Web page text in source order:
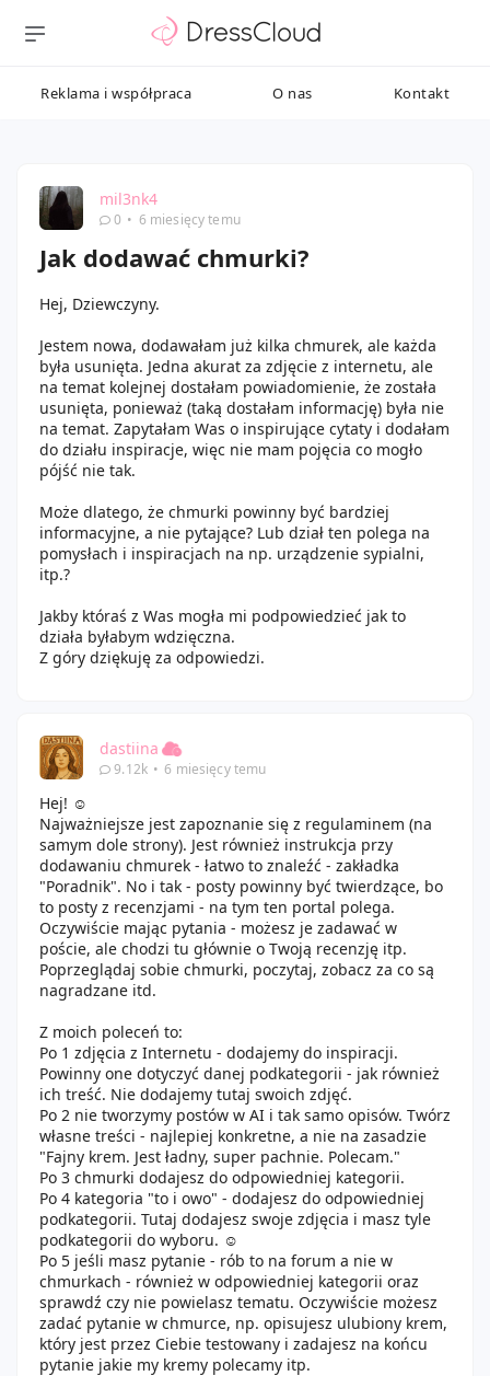
Reklama i współpraca O nas Kontakt
mil3nk4
0 • 6 miesięcy temu
Jak dodawać chmurki?
Hej, Dziewczyny.
Jestem nowa, dodawałam już kilka chmurek, ale każda
była usunięta. Jedna akurat za zdjęcie z internetu, ale
na temat kolejnej dostałam powiadomienie, że została
usunięta, ponieważ (taką dostałam informację) była nie
na temat. Zapytałam Was o inspirujące cytaty i dodałam
do działu inspiracje, więc nie mam pojęcia co mogło
pójść nie tak.
Może dlatego, że chmurki powinny być bardziej
informacyjne, a nie pytające? Lub dział ten polega na
pomysłach i inspiracjach na np. urządzenie sypialni,
itp.?
Jakby któraś z Was mogła mi podpowiedzieć jak to
działa byłabym wdzięczna.
Z góry dziękuję za odpowiedzi.
dastiina
9.12k • 6 miesięcy temu
Hej! ☺️
Najważniejsze jest zapoznanie się z regulaminem (na
samym dole strony). Jest również instrukcja przy
dodawaniu chmurek - łatwo to znaleźć - zakładka
"Poradnik". No i tak - posty powinny być twierdzące, bo
to posty z recenzjami - na tym ten portal polega.
Oczywiście mając pytania - możesz je zadawać w
poście, ale chodzi tu głównie o Twoją recenzję itp.
Poprzeglądaj sobie chmurki, poczytaj, zobacz za co są
nagradzane itd.
Z moich poleceń to:
Po 1 zdjęcia z Internetu - dodajemy do inspiracji.
Powinny one dotyczyć danej podkategorii - jak również
ich treść. Nie dodajemy tutaj swoich zdjęć.
Po 2 nie tworzymy postów w AI i tak samo opisów. Twórz
własne treści - najlepiej konkretne, a nie na zasadzie
"Fajny krem. Jest ładny, super pachnie. Polecam."
Po 3 chmurki dodajesz do odpowiedniej kategorii.
Po 4 kategoria "to i owo" - dodajesz do odpowiedniej
podkategorii. Tutaj dodajesz swoje zdjęcia i masz tyle
podkategorii do wyboru. ☺️
Po 5 jeśli masz pytanie - rób to na forum a nie w
chmurkach - również w odpowiedniej kategorii oraz
sprawdź czy nie powielasz tematu. Oczywiście możesz
zadać pytanie w chmurce, np. opisujesz ulubiony krem,
który jest przez Ciebie testowany i zadajesz na końcu
pytanie jakie my kremy polecamy itp.